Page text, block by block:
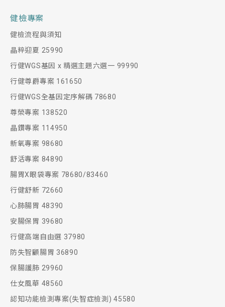
健檢專案
健檢流程與須知
晶粹迎夏 25990
行健WGS基因 x 精選主題六選一 99990
行健尊爵專案 161650
行健WGS全基因定序解碼 78680
尊榮專案 138520
晶鑽專案 114950
新氧專案 98680
舒活專案 84890
腸胃X眼袋專案 78680/83460
行健舒新 72660
心肺腸胃 48390
安腸保胃 39680
行健高端自由選 37980
防失智顧腸胃 36890
保腸護肺 29960
仕女風華 48560
認知功能檢測專案(失智症檢測) 45580